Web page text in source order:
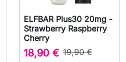
ELFBAR Plus30 20mg -
Strawberry Raspberry
Cherry
18,90 € 19,90 €